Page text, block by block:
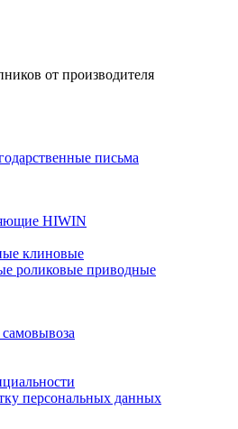
от производителя
письма
HIWIN
клиновые
роликовые приводные
персональных данных